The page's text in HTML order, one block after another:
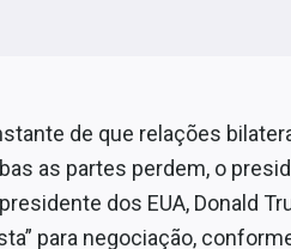
de que relações
as partes perdem, o
dos EUA, Donald
para negociação,